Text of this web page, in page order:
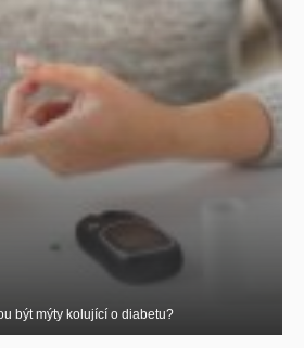
být mýty kolující o diabetu?